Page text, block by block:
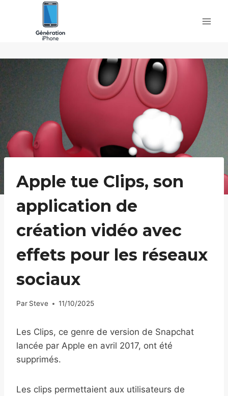
Apple tue Clips, son
application de
création vidéo avec
effets pour les réseaux
sociaux
Par Steve 11/10/2025
Les Clips, ce genre de version de Snapchat
lancée par Apple en avril 2017, ont été
supprimés.
Les clips permettaient aux utilisateurs de